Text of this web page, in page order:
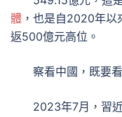
體 ，也是自2020年
返500億元高位。
察看中國，既要
2023年7月，習